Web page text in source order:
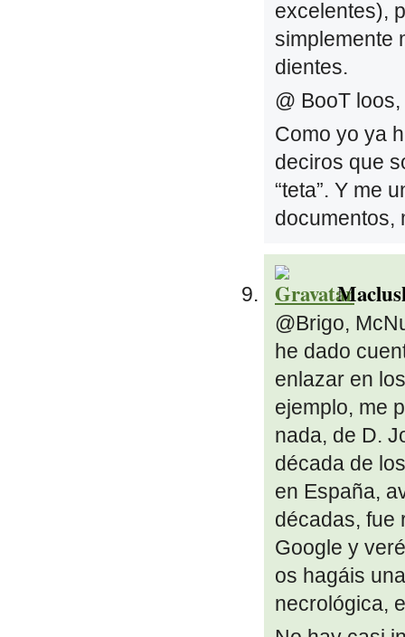
excelentes),
simplemente
dientes.
@ BooT loos,
Como yo ya
deciros que
“teta”. Y me
documentos,
@Brigo,
he dado
enlazar en
ejemplo, me
nada, de D.
década de
en España,
décadas, fue
Google y
os hagáis
necrológica,